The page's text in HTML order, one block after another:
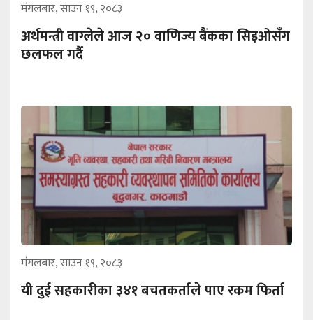
मंगलबार, साउन १९, २०८३
अर्थमन्त्री वाग्लेले आज २० वाणिज्य बैंकका सिइओसँग
छलफल गर्दै
मंगलबार, साउन १९, २०८३
यी दुई सहकारीका ३४१ बचतकर्ताले पाए रकम फिर्ता